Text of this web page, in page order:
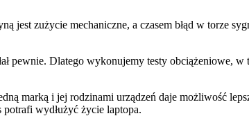
zużycie mechaniczne, a czasem błąd w torze
pewnie. Dlatego wykonujemy testy obciążeniowe,
marką i jej rodzinami urządzeń daje możliwość
wydłużyć życie laptopa.